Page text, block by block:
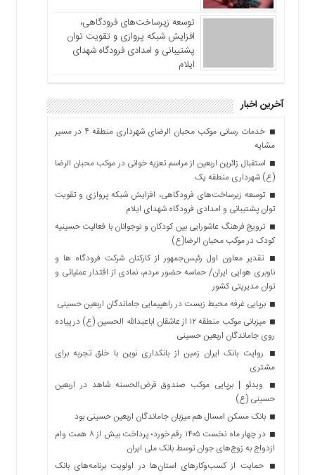
توسعه زیرساخت‌های فرودگاهی،
افزایش شبکه پروازی و تقویت توان
پشتیبانی و امدادی فرودگاه شهدای
ایلام
آخرین اخبار
خدمات رسانی موکب محبان الرضای شهرداری منطقه ۴ در مسیر
مشایه
استقبال زائرین اربعین از مراسم تعزیه خوانی در موکب محبان الرضا
(ع) شهرداری منطقه یک
توسعه زیرساخت‌های فرودگاهی، افزایش شبکه پروازی و تقویت
توان پشتیبانی و امدادی فرودگاه شهدای ایلام
ترویج فرهنگ عاشورایی بین کودکان و نوجوانان با فعالیت حسینیه
کودک در موکب محبان الرضا(ع)
تقدیر معاون اول رئیس‌جمهور از کارکنان شرکت فرودگاه ها و
ناوبری هوایی ایران/ حماسه حضور مردم، نمادی از اقتدار عملیاتی و
توان مدیریتی کشور
برپایی غرفه محیط زیست در راهپیمایی جاماندگان اربعین حسینی
میزبانی موکب منطقه ۱۲ از عاشقان اباعبدالله الحسین (ع) در پیاده
روی جاماندگان اربعین حسینی
روایت بانک ایران زمین از بانکداری نوین با خلق تجربه برای
مشتری
ویدئو | برپایی موکب صندوق قرض‌الحسنه شاهد در اربعین
حسینی (ع)
بانک مسکن امسال هم میزبان جاماندگان اربعین حسینی بود
در چهار ماه نخست ۱۴۰۵ رقم خورد؛ پرداخت بیش از ۸ همت وام
ازدواج به زوج‌های جوان توسط بانک ملی ایران
حمایت از کسب‌وکارهای استان‌ها در اولویت برنامه‌های بانک